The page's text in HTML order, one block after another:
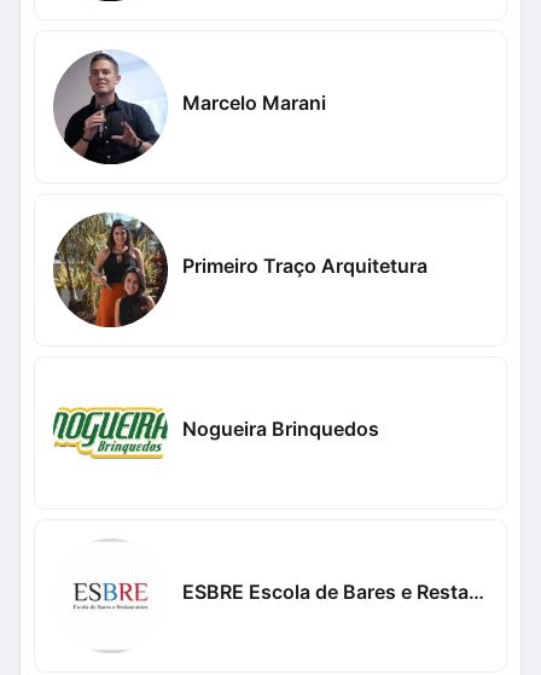
Marcelo Marani
Primeiro Traço Arquitetura
Nogueira Brinquedos
ESBRE Escola de Bares e Restaurantes